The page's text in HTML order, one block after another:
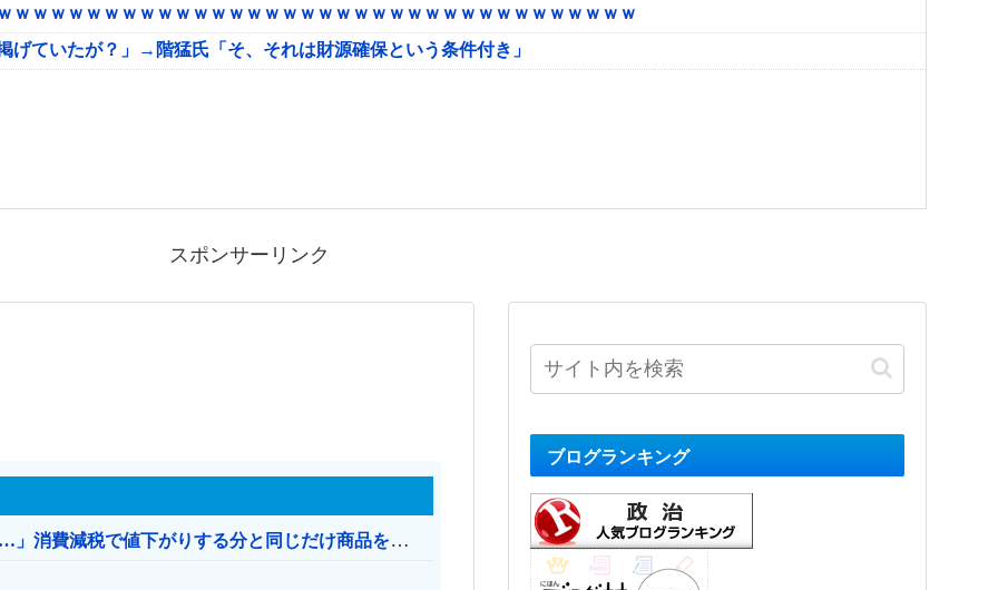
ｗｗｗｗｗｗｗｗｗｗｗｗｗｗｗｗｗｗｗｗｗｗｗｗｗｗｗｗｗｗｗｗｗｗ
ていたが？」→階猛氏「そ、それは財源確保という条件付き」
スポンサーリンク
【消費税率1％】 「下げるのが筋なんですけど…」消費減税で値下がりする分と同じだけ商品を値上げして店頭価格を変えない店も
ブログランキング